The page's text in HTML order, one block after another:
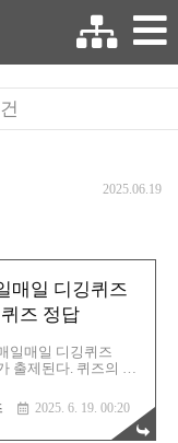
건
2025.06.19
매일 디깅퀴즈
즈 정답
일매일 디깅퀴즈
출제된다. 퀴즈의 정
트 날짜에는 포인트
코빗 - 대한민국
2025. 6. 19. 00:20